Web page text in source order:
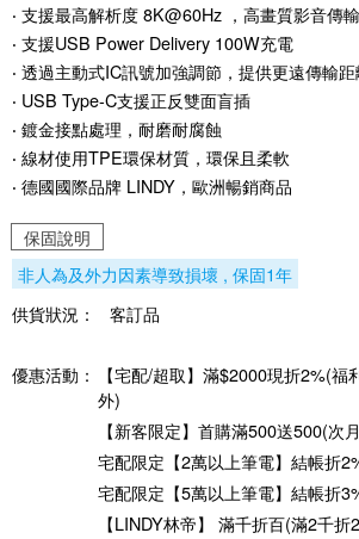
‧ 支援最高解析度 8K@60Hz ，高畫質影音傳輸
‧ 支援USB Power Delivery 100W充電
‧ 透過主動式IC訊號加強調節，提供更遠傳輸
‧ USB Type-C支援正反雙面盲插
‧ 鍍金接點處理，耐磨耐腐蝕
‧ 線材使用TPE環保材質，環保且柔軟
‧ 德國國際品牌 LINDY，歐洲暢銷商品
保固說明
非人為及外力因素導致損壞 , 保固1年
供貨狀況：
客訂品
優惠活動：
【宅配/超取】滿$2000現折2%(福
外)
【新客限定】首購滿500送500(次
宅配限定【2萬以上筆電】結帳折
宅配限定【5萬以上筆電】結帳折
【LINDY林帝】 滿千折百(滿2千